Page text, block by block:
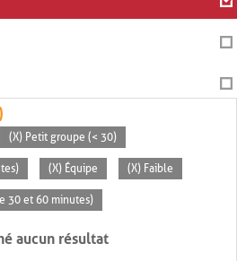
(X) Petit groupe (< 30)
(X) Équipe (X) Faible
30 et 60 minutes)
aucun résultat